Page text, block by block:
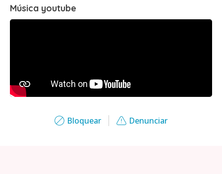
Bloquear Denunciar
Música youtube